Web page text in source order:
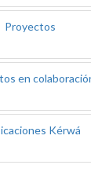
Proyectos
en
Kérwá